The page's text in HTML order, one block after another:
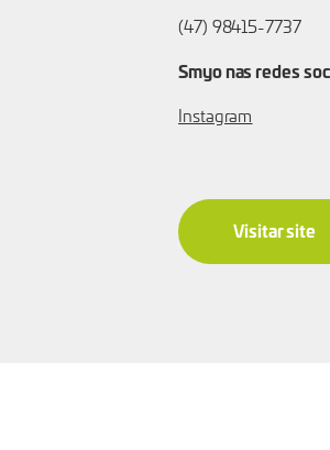
(47) 98415-7737
Smyo nas redes
Instagram
Visitar site